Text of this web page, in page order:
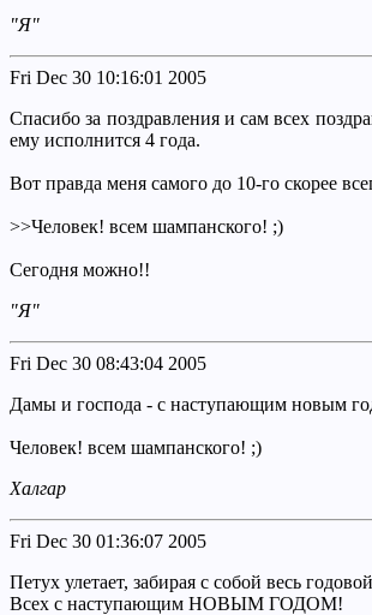
"Я"
Fri Dec 30 10:16:01 2005
Спасибо за поздравления и сам всех
ему исполнится 4 года.
Вот правда меня самого до 10-го скорее
>>Человек! всем шампанского! ;)
Сегодня можно!!
"Я"
Fri Dec 30 08:43:04 2005
Дамы и господа - с наступающим новым
Человек! всем шампанского! ;)
Халгар
Fri Dec 30 01:36:07 2005
Петух улетает, забирая с собой весь
Всех с наступающим НОВЫМ ГОДОМ!